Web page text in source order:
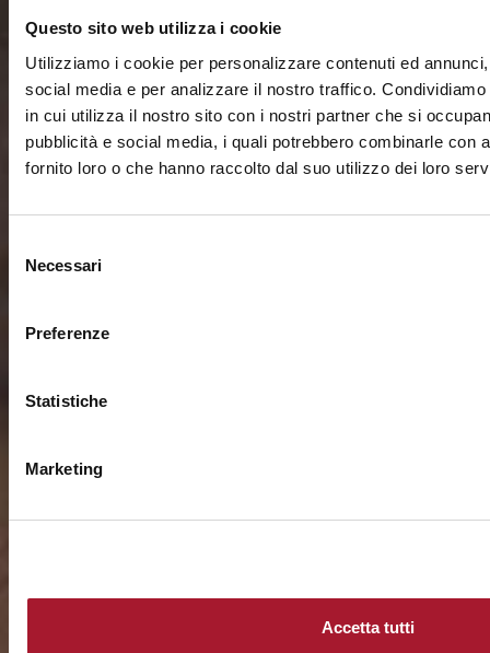
Questo sito web utilizza i cookie
Utilizziamo i cookie per personalizzare contenuti ed
social media e per analizzare il nostro traffico.
in cui utilizza il nostro sito con i nostri partner che si
pubblicità e social media, i quali potrebbero combinarle con
fornito loro o che hanno raccolto dal suo utilizzo dei loro
delNecessari
Preferenze
Statistiche
Marketing
Accetta tutti